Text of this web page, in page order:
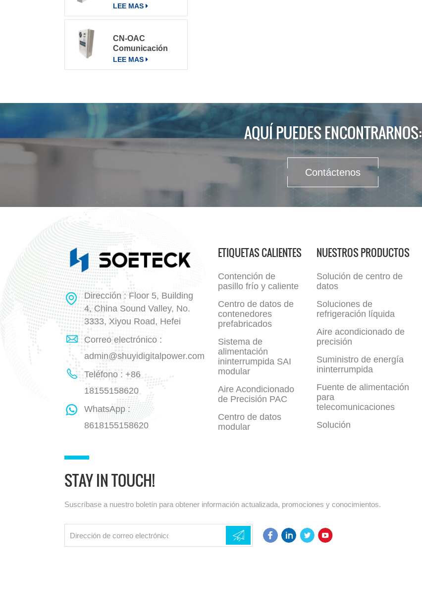
telecomunicaciones
Aire
Aire
acondicionado
LEE MAS
CN-OAC
Comunicación
exterior Gabinete
eléctrico Aire
LEE MAS
AQUÍ PUEDES ENCONTRARNOS:
Contáctenos
Dirección : Floor 5, Building
4, China Sound Valley, No.
3333, Xiyou Road, Hefei
Correo electrónico :
admin@shuyidigitalpower.com
Teléfono : +86
18155158620
WhatsApp :
8618155158620
ETIQUETAS CALIENTES
Contención de
pasillo frío y caliente
Centro de datos de
contenedores
prefabricados
Sistema de
alimentación
ininterrumpida SAI
modular
Aire Acondicionado
de Precisión PAC
Centro de datos
modular
NUESTROS PRODUCTOS
Solución de centro de
datos
Soluciones de
refrigeración líquida
Aire acondicionado de
precisión
Suministro de energía
ininterrumpida
Fuente de alimentación
para
telecomunicaciones
Solución
STAY IN TOUCH!
Suscríbase a nuestro boletín para obtener información actualizada, promociones y conocimientos.